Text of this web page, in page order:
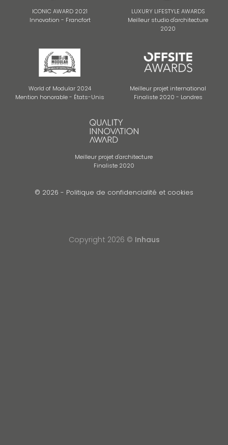
ICONIC AWARD 2021
Innovation - Francfort
LUXURY LIFESTYLE AWARDS
Meilleur studio d'architecture
2020
World of Modular 2024
Mention honorable - États-Unis
Meilleur projet international
Finaliste 2020 - Londres
Meilleur projet d'architecture
Finaliste 2020
© 2026 - Politique de confidencialité et cookies
Copyright 2026 © Inhaus